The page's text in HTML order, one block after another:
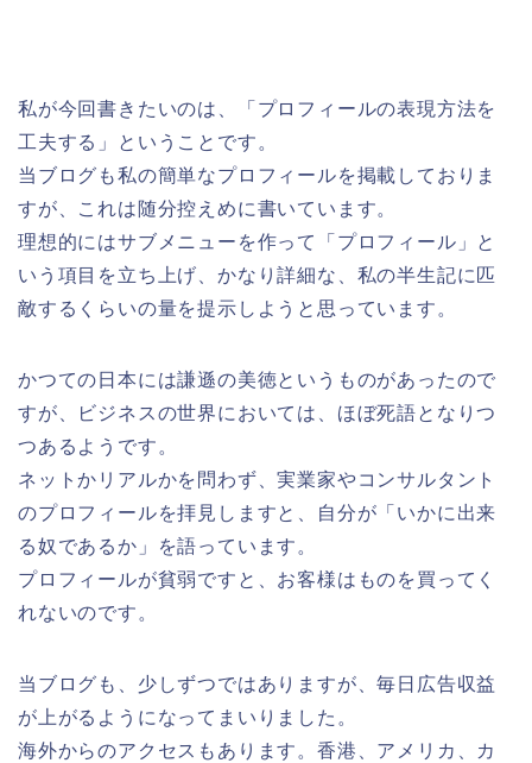
私が今回書きたいのは、「プロフィールの表現方法を
工夫する」ということです。
当ブログも私の簡単なプロフィールを掲載しておりま
すが、これは随分控えめに書いています。
理想的にはサブメニューを作って「プロフィール」と
いう項目を立ち上げ、かなり詳細な、私の半生記に匹
敵するくらいの量を提示しようと思っています。
かつての日本には謙遜の美徳というものがあったので
すが、ビジネスの世界においては、ほぼ死語となりつ
つあるようです。
ネットかリアルかを問わず、実業家やコンサルタント
のプロフィールを拝見しますと、自分が「いかに出来
る奴であるか」を語っています。
プロフィールが貧弱ですと、お客様はものを買ってく
れないのです。
当ブログも、少しずつではありますが、毎日広告収益
が上がるようになってまいりました。
海外からのアクセスもあります。香港、アメリカ、カ